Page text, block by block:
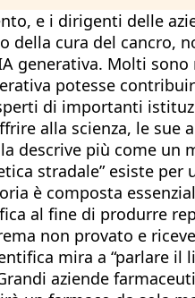
e i dirigenti delle
cura del cancro,
generativa. Molti
potesse
di importanti
alla scienza, le sue
descrive più come un
stradale” esiste per
è composta
al fine di produrre
non provato e
mira a “parlare il
aziende